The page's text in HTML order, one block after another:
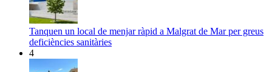
Tanquen un local de menjar ràpid a Malgrat de Mar per greus
deficiències sanitàries
4